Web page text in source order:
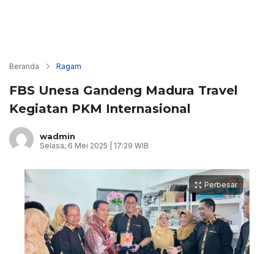
Beranda Ragam
FBS Unesa Gandeng Madura Travel
Kegiatan PKM Internasional
wadmin
Selasa, 6 Mei 2025 | 17:29 WIB
Perbesar